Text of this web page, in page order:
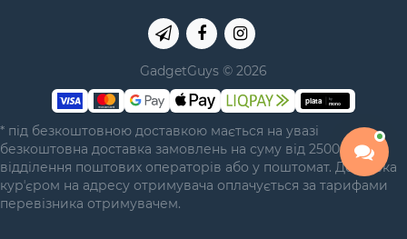
GadgetGuys © 2026
* під безкоштовною доставкою мається на увазі
безкоштовна доставка замовлень на суму від 2500 грн у
відділення поштових операторів або у поштомат. Доставка
курʼєром на адресу отримувача оплачується за тарифами
перевізника отримувачем.